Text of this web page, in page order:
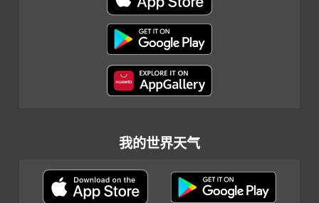
我的世界天气